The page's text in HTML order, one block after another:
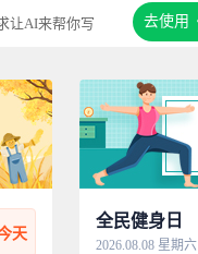
让AI来帮你写 去使用
天
全民健身日
2026.08.08 星期六